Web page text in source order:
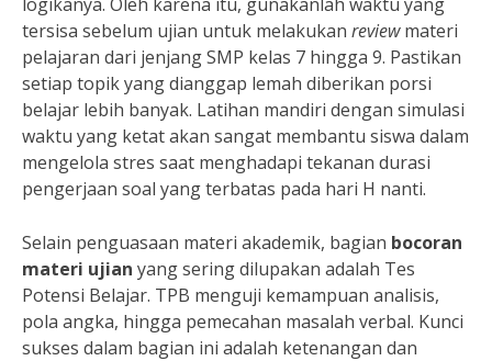
tersisa sebelum ujian untuk melakukan reviewmateri
pelajaran dari jenjang SMP kelas 7 hingga 9. Pastikan
setiap topik yang dianggap lemah diberikan porsi
belajar lebih banyak. Latihan mandiri dengan simulasi
waktu yang ketat akan sangat membantu siswa dalam
mengelola stres saat menghadapi tekanan durasi
pengerjaan soal yang terbatas pada hari H nanti.
Selain penguasaan materi akademik, bagian bocoran
materi ujian yang sering dilupakan adalah Tes
Potensi Belajar. TPB menguji kemampuan analisis,
pola angka, hingga pemecahan masalah verbal. Kunci
sukses dalam bagian ini adalah ketenangan dan